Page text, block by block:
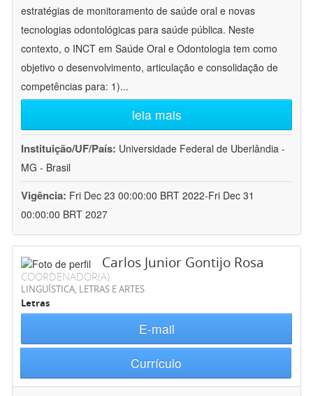
estratégias de monitoramento de saúde oral e novas
tecnologias odontológicas para saúde pública. Neste
contexto, o INCT em Saúde Oral e Odontologia tem como
objetivo o desenvolvimento, articulação e consolidação de
competências para: 1)...
leia mais
Instituição/UF/País: Universidade Federal de Uberlândia -
MG - Brasil
Vigência: Fri Dec 23 00:00:00 BRT 2022-Fri Dec 31
00:00:00 BRT 2027
Carlos Junior Gontijo Rosa
COORDENADOR(A)
LINGÜÍSTICA, LETRAS E ARTES
Letras
E-mail
Currículo